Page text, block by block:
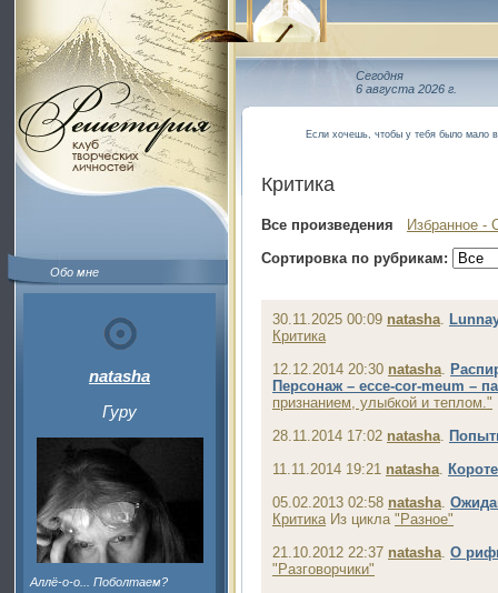
Обо мне
natasha
Гуру
Аллё-о-о... Поболтаем?
Сегодня
6 августа 2026 г.
Если хочешь, чтобы у тебя было мало
Критика
Все произведения
Избранное -
Сортировка по рубрикам:
30.11.2025 00:09 natasha.
Критика
12.12.2014 20:30 natasha.
Персонаж – ecce-cor-meum –
признанием, улыбкой и теплом."
28.11.2014 17:02 natasha.
11.11.2014 19:21 natasha.
05.02.2013 02:58 natasha.
КритикаИз цикла "Разное"
21.10.2012 22:37 natasha. О
"Разговорчики"